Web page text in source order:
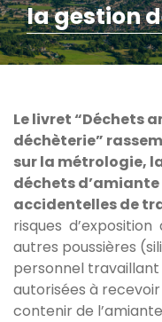
la gestion
Le livret “Déchets
déchèterie”
sur la métrologie,
déchets
accidentelles de
risques
autres poussières
personnel
autorisées à
contenir de